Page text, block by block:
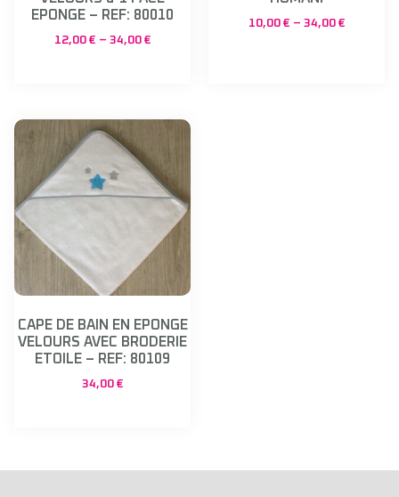
EPONGE – REF: 80010
12,00 € – 34,00 €
10,00 € – 34,00 €
CAPE DE BAIN EN EPONGE
VELOURS AVEC BRODERIE
ETOILE – REF: 80109
34,00 €